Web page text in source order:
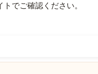
でご確認ください。